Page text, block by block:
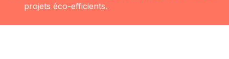
projets éco-efficients.